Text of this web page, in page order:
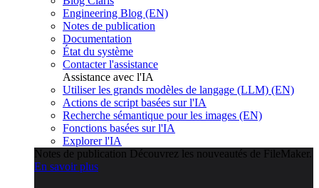
Engineering Blog (EN)
Notes de publication
Documentation
État du système
Contacter l'assistance
Assistance avec l'IA
Utiliser les grands modèles de langage (LLM) (EN)
Actions de script basées sur l'IA
Recherche sémantique pour les images (EN)
Fonctions basées sur l'IA
Explorer l'IA
Notes de publication Découvrez les nouveautés de FileMaker.
En savoir plus